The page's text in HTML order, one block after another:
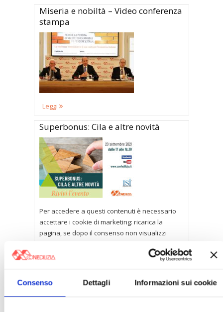
Consenso Dettagli Informazioni sui cookie
Miseria e nobiltà – Video conferenza
stampa
Leggi
Superbonus: Cila e altre novità
Per accedere a questi contenuti è necessario
accettare i cookie di marketing: ricarica la
pagina, se dopo il consenso non visualizzi